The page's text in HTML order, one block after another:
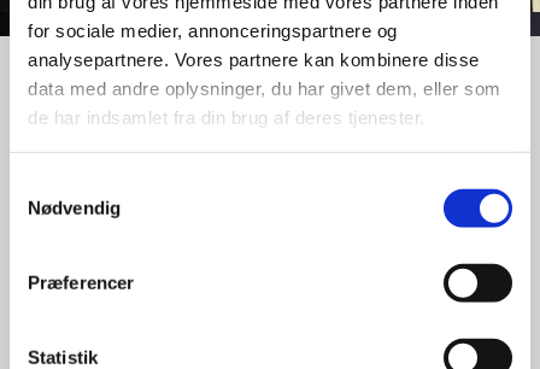
for sociale medier, annonceringspartnere og
analysepartnere. Vores partnere kan kombinere disse
data med andre oplysninger, du har givet dem, eller som
de har indsamlet fra din brug af deres tjenester.
Nødvendig
Præferencer
Statistik